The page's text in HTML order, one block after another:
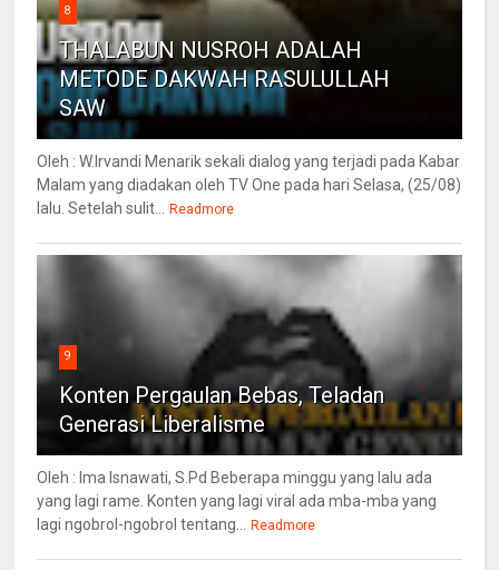
8
THALABUN NUSROH ADALAH
METODE DAKWAH RASULULLAH
SAW
Oleh : W.Irvandi Menarik sekali dialog yang terjadi pada Kabar
Malam yang diadakan oleh TV One pada hari Selasa, (25/08)
lalu. Setelah sulit...
Readmore
9
Konten Pergaulan Bebas, Teladan
Generasi Liberalisme
Oleh : Ima Isnawati, S.Pd Beberapa minggu yang lalu ada
yang lagi rame. Konten yang lagi viral ada mba-mba yang
lagi ngobrol-ngobrol tentang...
Readmore